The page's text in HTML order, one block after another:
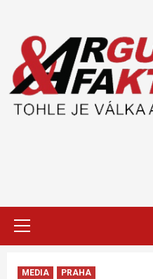
content
Primary
MEDIA PRAHA